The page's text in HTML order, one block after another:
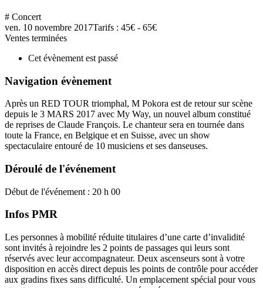
# Concert
ven. 10 novembre 2017Tarifs : 45€ - 65€
Ventes terminées
Cet évènement est passé
Navigation évènement
Après un RED TOUR triomphal, M Pokora est de retour sur scène
depuis le 3 MARS 2017 avec My Way, un nouvel album constitué
de reprises de Claude François. Le chanteur sera en tournée dans
toute la France, en Belgique et en Suisse, avec un show
spectaculaire entouré de 10 musiciens et ses danseuses.
Déroulé de l'événement
Début de l'événement : 20 h 00
Infos PMR
Les personnes à mobilité réduite titulaires d’une carte d’invalidité
sont invités à rejoindre les 2 points de passages qui leurs sont
réservés avec leur accompagnateur. Deux ascenseurs sont à votre
disposition en accès direct depuis les points de contrôle pour accéder
aux gradins fixes sans difficulté. Un emplacement spécial pour vous